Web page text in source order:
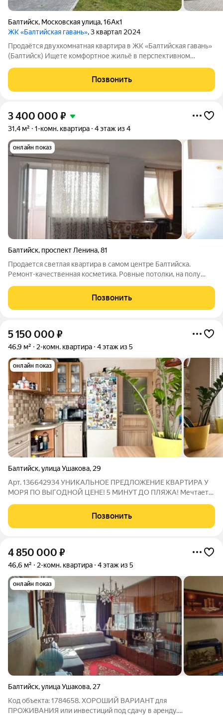
Балтийск, Московская улица,16Ак1
ЖК «Балтийская гавань», 3 квартал 2024
Продаётся двухкомнатная квартира в ЖК «Балтийская гавань»
(Балтийск) Ищете комфортное жильё в перспективном
функциональную двухкомнатную квартиру в современном
Позвонить
3 400 000 ₽
31,4 м² 1-комн. квартира 4 этаж из 4
онлайн показ
Балтийск, проспект Ленина,81
Продается светлая квартира в самом центре Балтийска.
Ремонт-качественная косметика. Ровные потолки, на полу
на солнечную сторону, не угловая. Мебель частично остается.
Есть просторный,
Позвонить
5 150 000 ₽
46,9 м² 2-комн. квартира 4 этаж из 5
онлайн показ
Балтийск,улица Ушакова, 29
Арт. 136642934 УНИКАЛЬНОЕ ПРЕДЛОЖЕНИЕ КВАРТИРА У
МОРЯ ПО ВЫГОДНОЙ ЦЕНЕ! 5 МИНУТ ДО ПЛЯЖА! Мечтаете
краткосрочной аренды? Эта светлая, тёплая двухкомнатная
Позвонить
4 850 000 ₽
46,6 м² 2-комн. квартира 4 этаж из 5
онлайн показ
Балтийск,улица Ушакова, 27
Код объекта: 1784658. ХОРОШИЙ ВАРИАНТ для
ПРОЖИВАНИЯ или инвестиций под сдачу в аренду.